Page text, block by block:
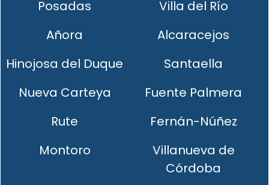
Posadas
Villa del Río
Añora
Alcaracejos
Hinojosa del Duque
Santaella
Nueva Carteya
Fuente Palmera
Rute
Fernán-Núñez
Montoro
Villanueva de
Córdoba